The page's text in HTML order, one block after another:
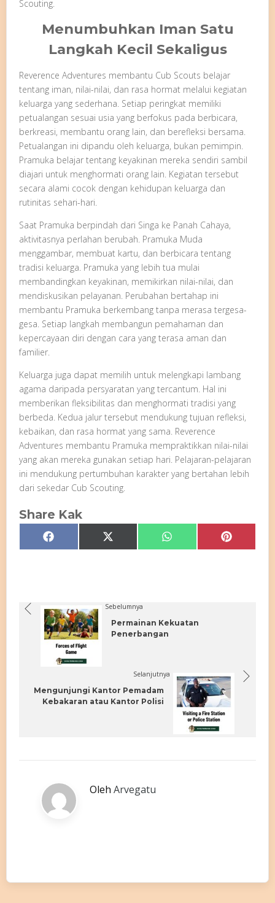
Scouting.
Menumbuhkan Iman Satu
Langkah Kecil Sekaligus
Reverence Adventures membantu Cub Scouts belajar
tentang iman, nilai-nilai, dan rasa hormat melalui kegiatan
keluarga yang sederhana. Setiap peringkat memiliki
petualangan sesuai usia yang berfokus pada berbicara,
berkreasi, membantu orang lain, dan berefleksi bersama.
Petualangan ini dipandu oleh keluarga, bukan pemimpin.
Pramuka belajar tentang keyakinan mereka sendiri sambil
diajari untuk menghormati orang lain. Kegiatan tersebut
secara alami cocok dengan kehidupan keluarga dan
rutinitas sehari-hari.
Saat Pramuka berpindah dari Singa ke Panah Cahaya,
aktivitasnya perlahan berubah. Pramuka Muda
menggambar, membuat kartu, dan berbicara tentang
tradisi keluarga. Pramuka yang lebih tua mulai
membandingkan keyakinan, memikirkan nilai-nilai, dan
mendiskusikan pelayanan. Perubahan bertahap ini
membantu Pramuka berkembang tanpa merasa tergesa-
gesa. Setiap langkah membangun pemahaman dan
kepercayaan diri dengan cara yang terasa aman dan
familier.
Keluarga juga dapat memilih untuk melengkapi lambang
agama daripada persyaratan yang tercantum. Hal ini
memberikan fleksibilitas dan menghormati tradisi yang
berbeda. Kedua jalur tersebut mendukung tujuan refleksi,
kebaikan, dan rasa hormat yang sama. Reverence
Adventures membantu Pramuka mempraktikkan nilai-nilai
yang akan mereka gunakan setiap hari. Pelajaran-pelajaran
ini mendukung pertumbuhan karakter yang bertahan lebih
dari sekedar Cub Scouting.
Share Kak
Share
on
Facebook Share
on
X
(Twitter)
Share
on
WhatsApp Share
on
Pinterest
Sebelumnya
Permainan Kekuatan
Penerbangan
Selanjutnya
Mengunjungi Kantor Pemadam
Kebakaran atau Kantor Polisi
Oleh Arvegatu